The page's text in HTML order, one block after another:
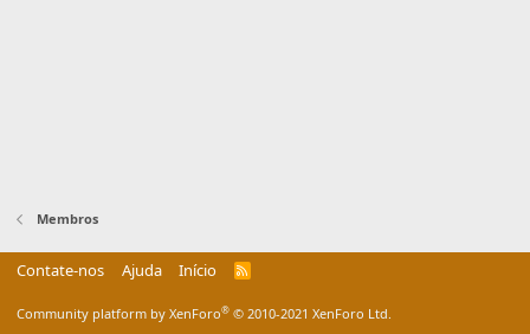
Membros
Contate-nos Ajuda Início
R
Community platform by XenForo® © 2010-2021 XenForo Ltd.